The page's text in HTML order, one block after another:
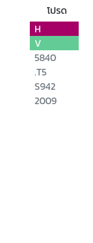
โปรด
H
V
5840
.T5
S942
2009